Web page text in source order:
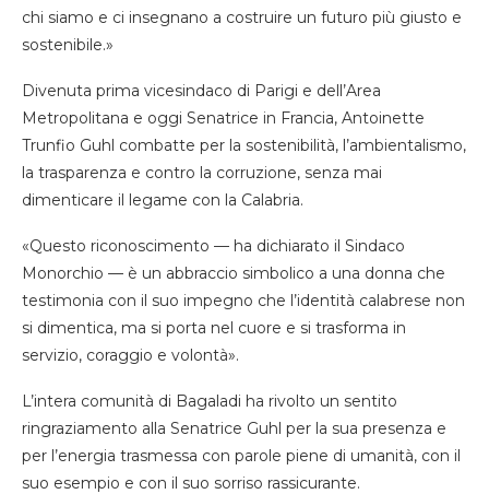
chi siamo e ci insegnano a costruire un futuro più giusto e
sostenibile.»
Divenuta prima vicesindaco di Parigi e dell’Area
Metropolitana e oggi Senatrice in Francia, Antoinette
Trunfio Guhl combatte per la sostenibilità, l’ambientalismo,
la trasparenza e contro la corruzione, senza mai
dimenticare il legame con la Calabria.
«Questo riconoscimento — ha dichiarato il Sindaco
Monorchio — è un abbraccio simbolico a una donna che
testimonia con il suo impegno che l’identità calabrese non
si dimentica, ma si porta nel cuore e si trasforma in
servizio, coraggio e volontà».
L’intera comunità di Bagaladi ha rivolto un sentito
ringraziamento alla Senatrice Guhl per la sua presenza e
per l’energia trasmessa con parole piene di umanità, con il
suo esempio e con il suo sorriso rassicurante.